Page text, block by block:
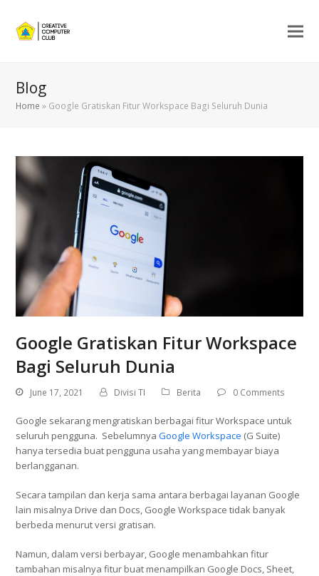
Blog
Home » Google Gratiskan Fitur Workspace Bagi Seluruh Dunia
Google Gratiskan Fitur Workspace
Bagi Seluruh Dunia
June 17, 2021 Divisi TI Berita 0 Comments
Google sekarang mengratiskan berbagai fitur Workspace untuk
seluruh pengguna. SebelumnyaGoogle Workspace (G Suite)
hanya tersedia buat pengguna usaha yang membayar biaya
berlangganan.
Secara tampilan dan kerja sama antara berbagai layanan Google
lain misalnya Drive dan Docs, Google Workspace tidak banyak
berbeda menurut versi gratisan.
Namun, dalam versi berbayar, Google menambahkan fitur
tambahan misalnya fitur buat menampilkan Google Docs, Sheet,